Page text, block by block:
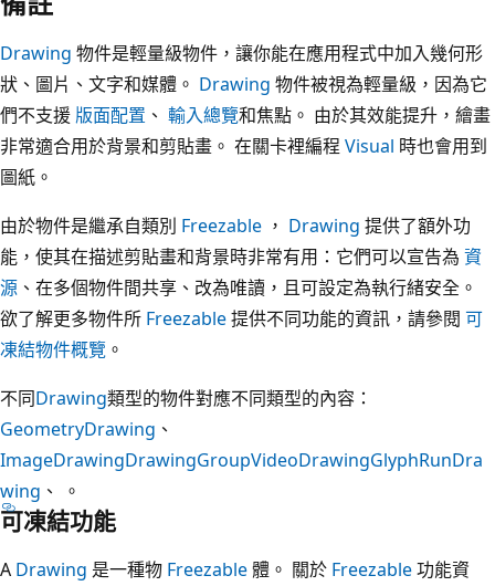
Drawing 物件是輕量級物件，讓你能在應用程式中加入幾何形
狀、圖片、文字和媒體。 Drawing 物件被視為輕量級，因為它
們不支援 版面配置 、 輸入總覽和焦點。 由於其效能提升，繪畫
非常適合用於背景和剪貼畫。 在關卡裡編程 Visual 時也會用到
圖紙。
由於物件是繼承自類別 Freezable ， Drawing 提供了額外功
能，使其在描述剪貼畫和背景時非常有用：它們可以宣告為 資
源 、在多個物件間共享、改為唯讀，且可設定為執行緒安全。
欲了解更多物件所 Freezable提供不同功能的資訊，請參閱 可
凍結物件概覽 。
不同Drawing類型的物件對應不同類型的內容：
GeometryDrawing 、
ImageDrawingDrawingGroupVideoDrawingGlyphRunDra
wing 、 。
可凍結功能
A Drawing 是一種物 Freezable體。 關於 Freezable功能資